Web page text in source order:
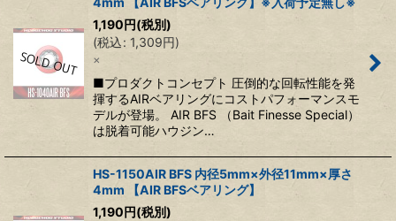
1,190円(税別)
(税込: 1,309円)
×
■プロダクトコンセプト 圧倒的な回転性能を発
揮するAIRベアリングにコストパフォーマンスモ
デルが登場。 AIR BFS （Bait Finesse Special）
は脱着可能ハウジン…
HS-1150AIR BFS 内径5mm×外径11mm×厚さ
4mm 【AIR BFSベアリング】
1,190円(税別)